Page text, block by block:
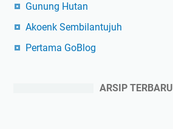
Gunung Hutan
Akoenk Sembilantujuh
Pertama GoBlog
ARSIP TERBARU